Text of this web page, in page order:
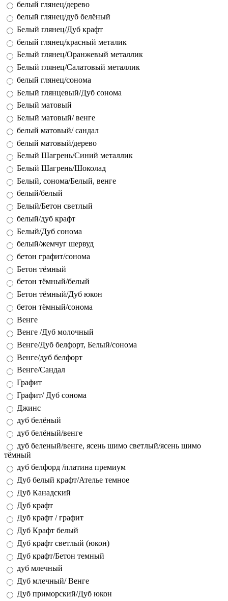
белый глянец/дерево
белый глянец/дуб белёный
Белый глянец/Дуб крафт
белый глянец/красный металик
Белый глянец/Оранжевый металлик
Белый глянец/Салатовый металлик
белый глянец/сонома
Белый глянцевый/Дуб сонома
Белый матовый
Белый матовый/ венге
белый матовый/ сандал
белый матовый/дерево
Белый Шагрень/Синий металлик
Белый Шагрень/Шоколад
Белый, сонома/Белый, венге
белый/белый
Белый/Бетон светлый
белый/дуб крафт
Белый/Дуб сонома
белый/жемчуг шервуд
бетон графит/сонома
Бетон тёмный
бетон тёмный/белый
Бетон тёмный/Дуб юкон
бетон тёмный/сонома
Венге
Венге /Дуб молочный
Венге/Дуб белфорт, Белый/сонома
Венге/дуб белфорт
Венге/Сандал
Графит
Графит/ Дуб сонома
Джинс
дуб белёный
дуб белёный/венге
дуб беленый/венге, ясень шимо светлый/ясень шимо
тёмный
дуб белфорд /платина премиум
Дуб белый крафт/Ателье темное
Дуб Канадский
Дуб крафт
Дуб крафт / графит
Дуб Крафт белый
Дуб крафт светлый (юкон)
Дуб крафт/Бетон темный
дуб млечный
Дуб млечный/ Венге
Дуб приморский/Дуб юкон